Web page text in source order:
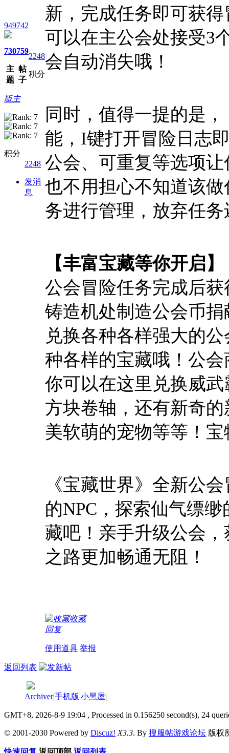
949742
730
主
题
759
帖
子
2248
积分
版主
积分
2248
发消
息
新，完成任务即可获
可以在主公会处接受3
会自动消失哦！
同时，值得一提的是
能，I键打开冒险日志
公会、可重复等选项
也不用担心不知道该
务进行管理，放弃任
【丰富宝藏等你开启】
公会冒险任务完成后
铸造机处制造公会币
兑换各种各样强大的
种各样的宝藏哦！公
你可以在这里兑换威
方块卷轴，还有新奇
美软萌的宠物等等！
《宝藏世界》全新公
的NPC，探索仙气缥
藏吧！亲手升级公会
之路更加畅通无阻！
收藏
回复
使用道具 举报
返回列表
Archiver|手机版|小黑屋|
GMT+8, 2026-8-9 19:04 , Processed in 0.156250 second(s), 24
© 2001-2030 Powered by Discuz! X3.3. By 搜服帖游戏论坛 版权